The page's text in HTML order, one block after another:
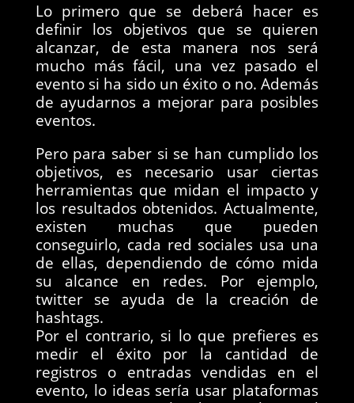
Lo primero que se deberá hacer es
definir los objetivos que se quieren
alcanzar, de esta manera nos será
mucho más fácil, una vez pasado el
evento si ha sido un éxito o no. Además
de ayudarnos a mejorar para posibles
eventos.
Pero para saber si se han cumplido los
objetivos, es necesario usar ciertas
herramientas que midan el impacto y
los resultados obtenidos. Actualmente,
existen muchas que pueden
conseguirlo, cada red sociales usa una
de ellas, dependiendo de cómo mida
su alcance en redes. Por ejemplo,
twitter se ayuda de la creación de
hashtags.
Por el contrario, si lo que prefieres es
medir el éxito por la cantidad de
registros o entradas vendidas en el
evento, lo ideas sería usar plataformas